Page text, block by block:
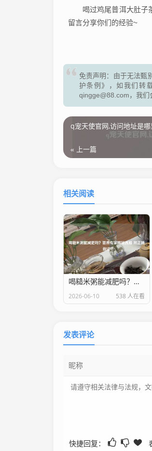
喝过鸡尾普洱大肚子
留言分享你们的经验~
免责声明：由于无法甄
护条例》，如我们转
qingge@88.com，我们
q宠天使官网,访问地址是哪
« 上一篇
相关阅读
喝糙米粥能减肥吗？营养专家揭秘真相 附正确做法
2026-06-10 538 人在看
发表评论
快捷回复：